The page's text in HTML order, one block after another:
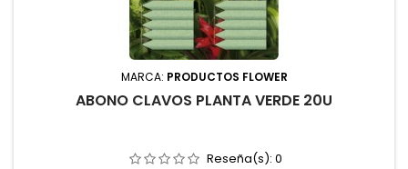
MARCA: PRODUCTOS FLOWER
ABONO CLAVOS PLANTA VERDE 20U
Reseña(s): 0